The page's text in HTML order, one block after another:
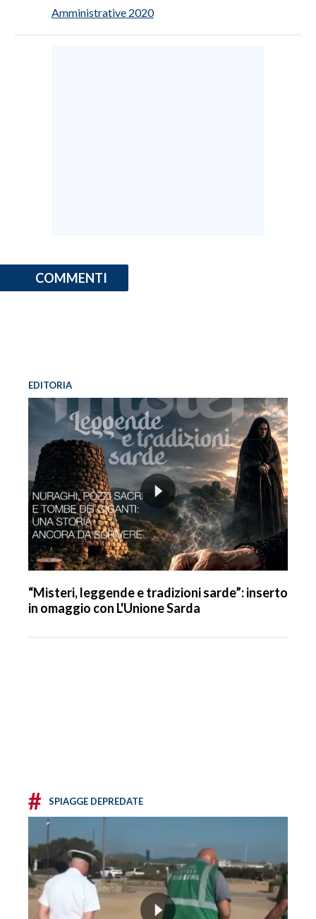
Amministrative 2020
COMMENTI
EDITORIA
“Misteri, leggende e tradizioni sarde”: inserto
in omaggio con L'Unione Sarda
# SPIAGGE DEPREDATE